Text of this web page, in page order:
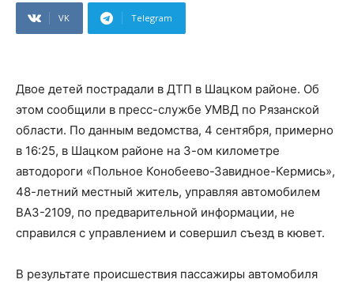
VK Telegram
Двое детей пострадали в ДТП в Шацком районе. Об
этом сообщили в пресс-службе УМВД по Рязанской
области. По данным ведомства, 4 сентября, примерно
в 16:25, в Шацком районе на 3-ом километре
автодороги «Польное Конобеево-Завидное-Кермись»,
48-летний местный житель, управляя автомобилем
ВАЗ-2109, по предварительной информации, не
справился с управлением и совершил съезд в кювет.
В результате происшествия пассажиры автомобиля